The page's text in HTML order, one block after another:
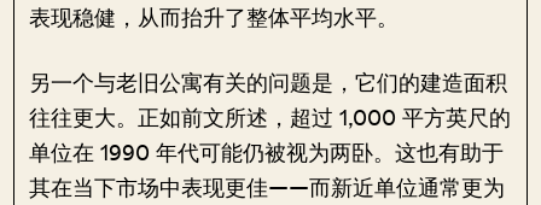
表现稳健，从而抬升了整体平均水平。
另一个与老旧公寓有关的问题是，它们的建造面积
往往更大。正如前文所述，超过 1,000 平方英尺的
单位在 1990 年代可能仍被视为两卧。这也有助于
其在当下市场中表现更佳——而新近单位通常更为